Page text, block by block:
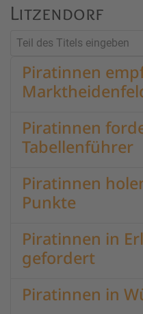
Litzendorf
Teil des Titels eingeben
Piratinnen
Piratinnen
Tabellenführer
Piratinnen
Punkte
Piratinnen in
gefordert
Piratinnen in